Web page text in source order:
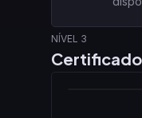
NÍVEL 3